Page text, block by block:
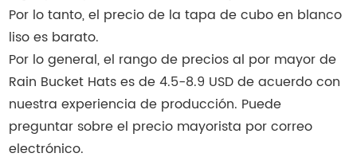
Por lo tanto, el precio de la tapa de cubo en blanco
liso es barato.
Por lo general, el rango de precios al por mayor de
Rain Bucket Hats es de 4.5-8.9 USD de acuerdo con
nuestra experiencia de producción. Puede
preguntar sobre el precio mayorista por correo
electrónico.